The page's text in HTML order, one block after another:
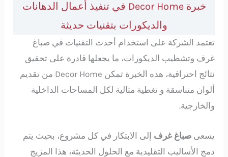
خبرة Decor Home في تنفيذ أعمال الدهانات
والديكورات بتقنيات حديثة
تعتمد الشركة على استخدام أحدث التقنيات في صباغ
غرف وتشطيب الديكورات، ما يجعلها قادرة على تحقيق
نتائج احترافية، هذه الخبرة تمكن Decor Home من تقديم
ألوان متناسقة و تغطية مثالية لكل المساحات الداخلية
والخارجية.
يسعىصباغ غرف إلى الابتكار في كل مشروع، بحيث يتم
دمج الأساليب التقليدية مع الحلول الحديثة، هذا المزيج